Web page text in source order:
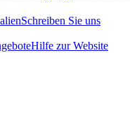
Schreiben Sie uns
Hilfe zur Website